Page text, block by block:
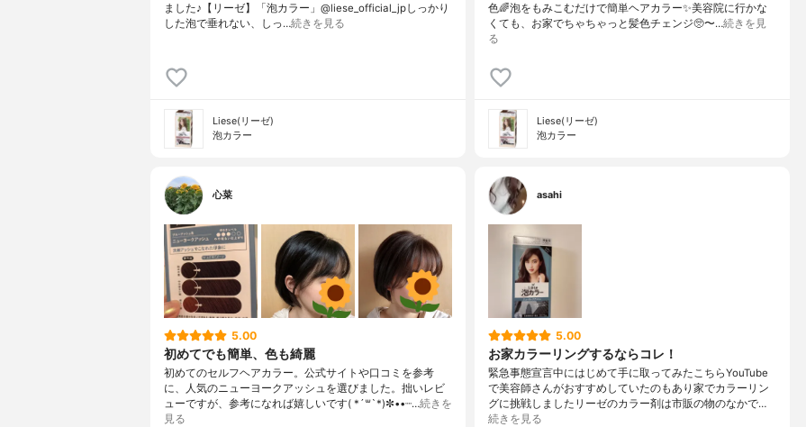
ました♪【リーゼ】「泡カラー」@liese_official_jpしっかり
した泡で垂れない、しっ…続きを見る
Liese(リーゼ)
泡カラー
色🌈泡をもみこむだけで簡単ヘアカラー✨美容院に行かな
くても、お家でちゃちゃっと髪色チェンジ🥺〜…続きを見
る
Liese(リーゼ)
泡カラー
心菜
5.00
初めてでも簡単、色も綺麗
初めてのセルフヘアカラー。公式サイトや口コミを参考
に、人気のニューヨークアッシュを選びました。拙いレビ
ューですが、参考になれば嬉しいです( *´꒳`*)✼••┈…続きを
見る
asahi
5.00
お家カラーリングするならコレ！
緊急事態宣言中にはじめて手に取ってみたこちらYouTube
で美容師さんがおすすめしていたのもあり家でカラーリン
グに挑戦しましたリーゼのカラー剤は市販の物のなかで…
続きを見る